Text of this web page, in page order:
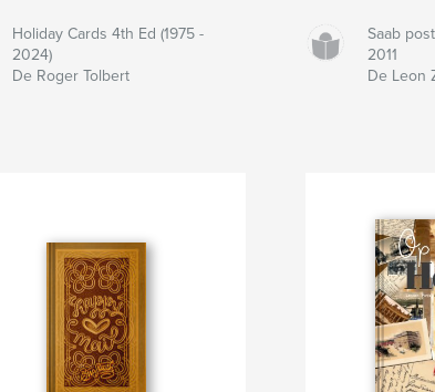
Holiday Cards 4th Ed (1975 -
2024)
De Roger Tolbert
Saab
2011
De Leon